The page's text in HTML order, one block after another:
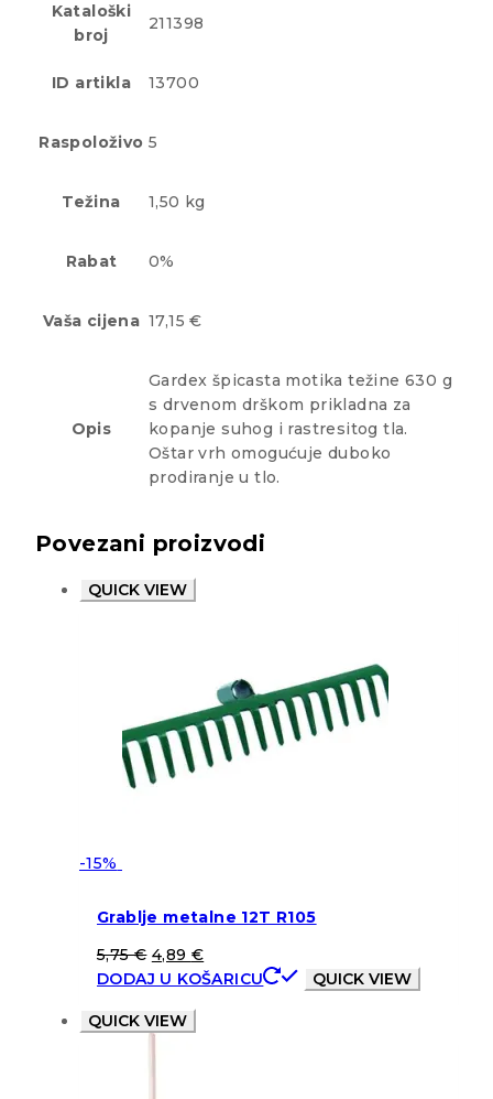
Kataloški
broj
211398
ID artikla 13700
Raspoloživo 5
Težina 1,50 kg
Rabat 0%
Vaša cijena 17,15 €
Opis
Gardex špicasta motika težine 630 g
s drvenom drškom prikladna za
kopanje suhog i rastresitog tla.
Oštar vrh omogućuje duboko
prodiranje u tlo.
Povezani proizvodi
QUICK VIEW
-15%
Grablje metalne 12T R105
5,75€ 4,89 €
DODAJ U KOŠARICU
QUICK VIEW
QUICK VIEW